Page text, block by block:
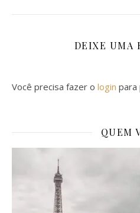
DEIXE UMA
Você precisa fazer o login para
QUEM